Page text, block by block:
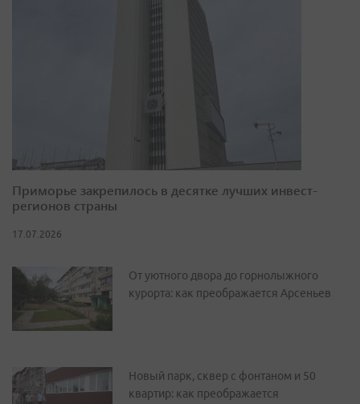
Приморье закрепилось в десятке лучших инвест-
регионов страны
17.07.2026
От уютного двора до горнолыжного
курорта: как преображается Арсеньев
Новый парк, сквер с фонтаном и 50
квартир: как преображается